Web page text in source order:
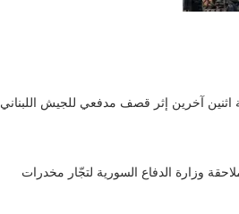
آخرين إثر قصف مدفعي للجيش اللبناني
وزارة الدفاع السورية لتجّار مخدرات